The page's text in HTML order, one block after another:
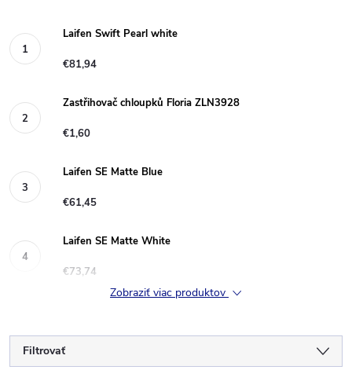
Laifen Swift Pearl white
€81,94
Zastřihovač chloupků Floria ZLN3928
€1,60
Laifen SE Matte Blue
€61,45
Laifen SE Matte White
€73,74
Zobraziť viac produktov
Filtrovať